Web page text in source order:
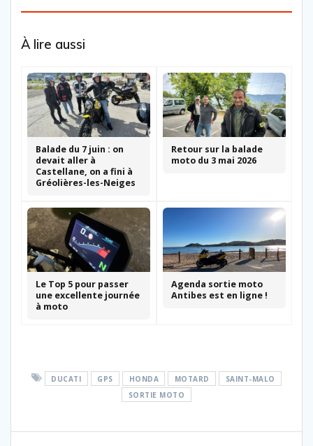
À lire aussi
Balade du 7 juin : on
devait aller à
Castellane, on a fini à
Gréolières-les-Neiges
Retour sur la balade
moto du 3 mai 2026
Le Top 5 pour passer
une excellente journée
à moto
Agenda sortie moto
Antibes est en ligne !
DUCATI GPS HONDA MOTARD
SAINT-MALO
SORTIE MOTO